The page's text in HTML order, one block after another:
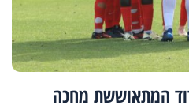
המתאוששת מחכה